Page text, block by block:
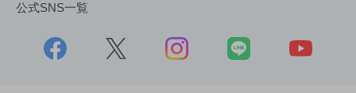
公式SNS一覧